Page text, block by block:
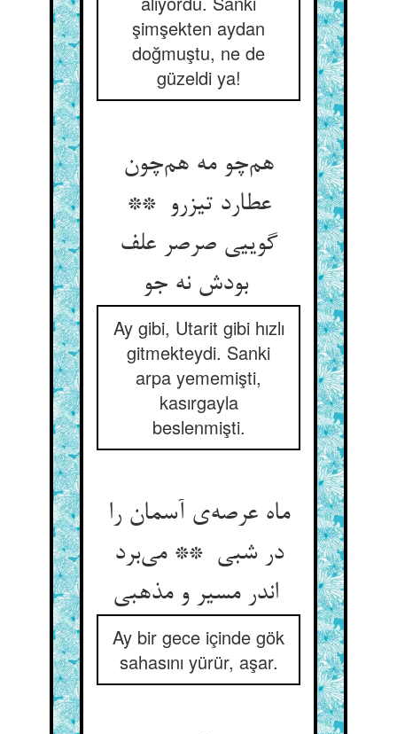
şimşekten aydan
doğmuştu, ne de
güzeldi ya!
هم‌چو مه هم‌چون
عطارد تیزرو **
گوییی صرصر علف
بودش نه جو
Ay gibi, Utarit gibi hızlı
gitmekteydi. Sanki
arpa yememişti,
kasırgayla
beslenmişti.
ماه عرصه‌ی آسمان را
در شبی ** می‌برد
اندر مسیر و مذهبی
Ay bir gece içinde gök
sahasını yürür, aşar.